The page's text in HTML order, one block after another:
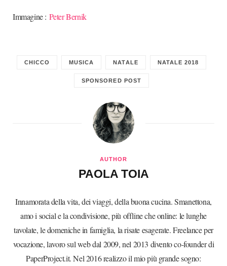
Immagine : Peter Bernik
CHICCO MUSICA NATALE NATALE 2018
SPONSORED POST
AUTHOR
PAOLA TOIA
Innamorata della vita, dei viaggi, della buona cucina. Smanettona,
amo i social e la condivisione, più offline che online: le lunghe
tavolate, le domeniche in famiglia, la risate esagerate. Freelance per
vocazione, lavoro sul web dal 2009, nel 2013 divento co-founder di
PaperProject.it. Nel 2016 realizzo il mio più grande sogno: